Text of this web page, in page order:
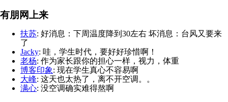
有朋网上来
扶苏: 好消息：下周温度降到30左右 坏消息：台风又要来
了
Jacky: 哇，学生时代，要好好珍惜啊！
老杨: 作为家长跟你的担心一样，视力，体重
博客印象: 现在学生真心不容易啊
大峰: 这天也太热了，离不开空调。。
满心: 没空调确实难得熬啊